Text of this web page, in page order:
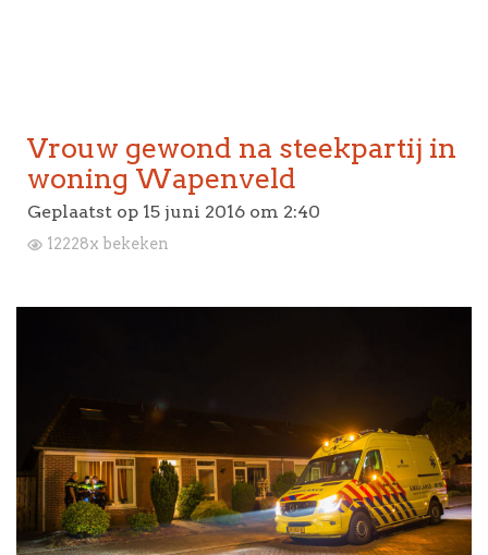
Vrouw gewond na steekpartij in
woning Wapenveld
Geplaatst op 15 juni 2016 om 2:40
12228x bekeken